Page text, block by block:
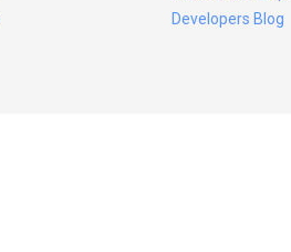
Developers Blog